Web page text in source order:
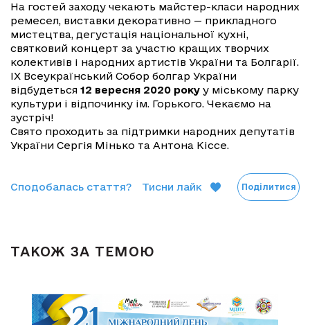
На гостей заходу чекають майстер-класи народних
ремесел, виставки декоративно — прикладного
мистецтва, дегустація національної кухні,
святковий концерт за участю кращих творчих
колективів і народних артистів України та Болгарії.
ІХ Всеукраїнський Собор болгар України
відбудеться 12 вересня 2020 року у міському парку
культури і відпочинку ім. Горького. Чекаємо на
зустріч!
Свято проходить за підтримки народних депутатів
України Сергія Мінько та Антона Кіссе.
Сподобалась стаття? Тисни лайк Поділитися
ТАКОЖ ЗА ТЕМОЮ